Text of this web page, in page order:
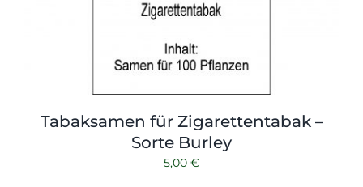
Tabaksamen für Zigarettentabak –
Sorte Burley
5,00 €